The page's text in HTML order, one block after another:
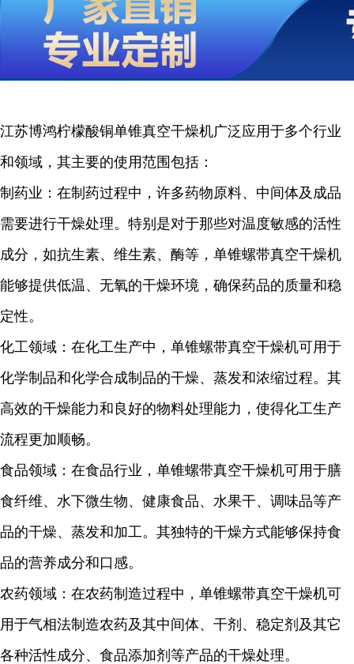
江苏博鸿柠檬酸铜单锥真空干燥机广泛应用于多个行业
和领域，其主要的使用范围包括：
制药业：在制药过程中，许多药物原料、中间体及成品
需要进行干燥处理。特别是对于那些对温度敏感的活性
成分，如抗生素、维生素、酶等，单锥螺带真空干燥机
能够提供低温、无氧的干燥环境，确保药品的质量和稳
定性。
化工领域：在化工生产中，单锥螺带真空干燥机可用于
化学制品和化学合成制品的干燥、蒸发和浓缩过程。其
高效的干燥能力和良好的物料处理能力，使得化工生产
流程更加顺畅。
食品领域：在食品行业，单锥螺带真空干燥机可用于膳
食纤维、水下微生物、健康食品、水果干、调味品等产
品的干燥、蒸发和加工。其独特的干燥方式能够保持食
品的营养成分和口感。
农药领域：在农药制造过程中，单锥螺带真空干燥机可
用于气相法制造农药及其中间体、干剂、稳定剂及其它
各种活性成分、食品添加剂等产品的干燥处理。